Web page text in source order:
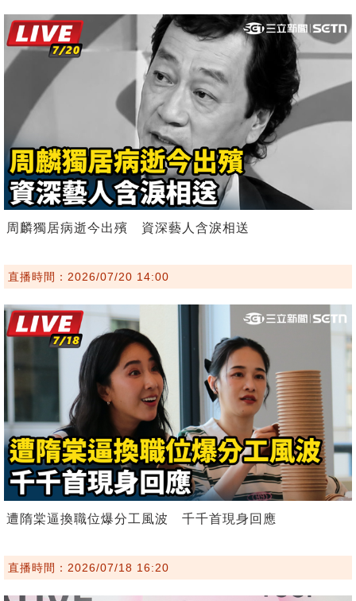
周麟獨居病逝今出殯 資深藝人含淚相送
直播時間：2026/07/20 14:00
遭隋棠逼換職位爆分工風波 千千首現身回應
直播時間：2026/07/18 16:20